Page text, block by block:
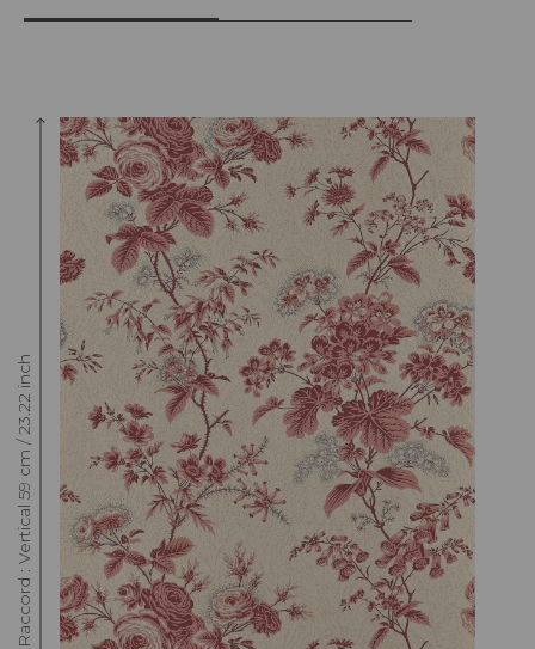
Raccord : Vertical 59 cm / 23.22 inch